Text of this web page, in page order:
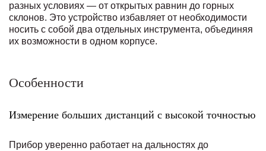
разных условиях — от открытых равнин до горных
склонов. Это устройство избавляет от необходимости
носить с собой два отдельных инструмента, объединяя
их возможности в одном корпусе.
Особенности
Измерение больших дистанций с высокой точностью
Прибор уверенно работает на дальностях до